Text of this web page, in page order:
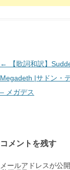
投
稿
ナ
シ
ョ
←
【歌詞和訳】
Megadeth |サドン・
– メガデス
コメントを残す
メールアドレスが公